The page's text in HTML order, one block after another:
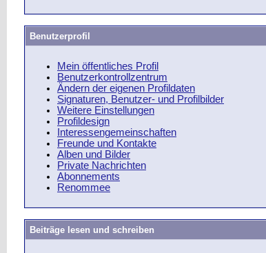
Benutzerprofil
Mein öffentliches Profil
Benutzerkontrollzentrum
Ändern der eigenen Profildaten
Signaturen, Benutzer- und Profilbilder
Weitere Einstellungen
Profildesign
Interessengemeinschaften
Freunde und Kontakte
Alben und Bilder
Private Nachrichten
Abonnements
Renommee
Beiträge lesen und schreiben